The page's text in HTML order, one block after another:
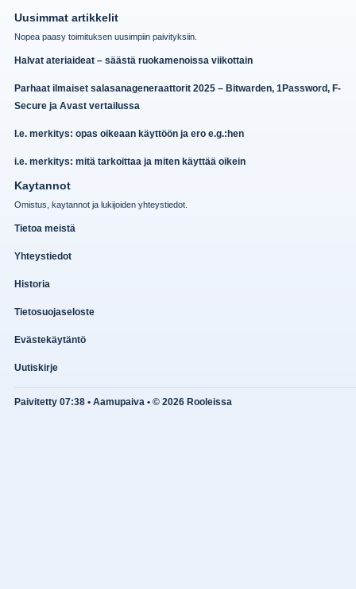
Uusimmat artikkelit
Nopea paasy toimituksen uusimpiin paivityksiin.
Halvat ateriaideat – säästä ruokamenoissa viikottain
Parhaat ilmaiset salasanageneraattorit 2025 – Bitwarden, 1Password, F-
Secure ja Avast vertailussa
I.e. merkitys: opas oikeaan käyttöön ja ero e.g.:hen
i.e. merkitys: mitä tarkoittaa ja miten käyttää oikein
Kaytannot
Omistus, kaytannot ja lukijoiden yhteystiedot.
Tietoa meistä
Yhteystiedot
Historia
Tietosuojaseloste
Evästekäytäntö
Uutiskirje
Paivitetty 07:38 • Aamupaiva • © 2026 Rooleissa